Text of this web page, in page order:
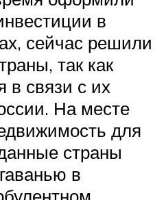
в
сейчас решили
так как
в связи с их
На месте
для
страны
в